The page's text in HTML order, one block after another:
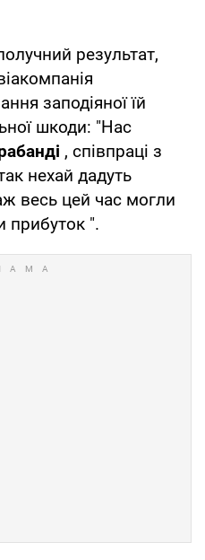
результат,
заподіяної їй
шкоди: "Нас
, співпраці з
нехай дадуть
весь цей час могли
прибуток ".